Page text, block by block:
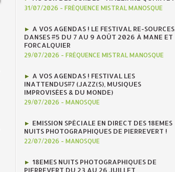
31/07/2026 - FRÉQUENCE MISTRAL MANOSQUE
A VOS AGENDAS ! LE FESTIVAL RE-SOURCES,
DANSES #5 DU 7 AU 9 AOÛT 2026 À MANE ET
FORCALQUIER
29/07/2026 - FRÉQUENCE MISTRAL MANOSQUE
A VOS AGENDAS ! FESTIVAL LES
INATTENDUS#7 (JAZZ(S), MUSIQUES
IMPROVISÉES & DU MONDE)
29/07/2026 - MANOSQUE
EMISSION SPÉCIALE EN DIRECT DES 18EMES
NUITS PHOTOGRAPHIQUES DE PIERREVERT !
22/07/2026 - MANOSQUE
18EMES NUITS PHOTOGRAPHIQUES DE
PIERREVERT DU 23 AU 26 JUILLET